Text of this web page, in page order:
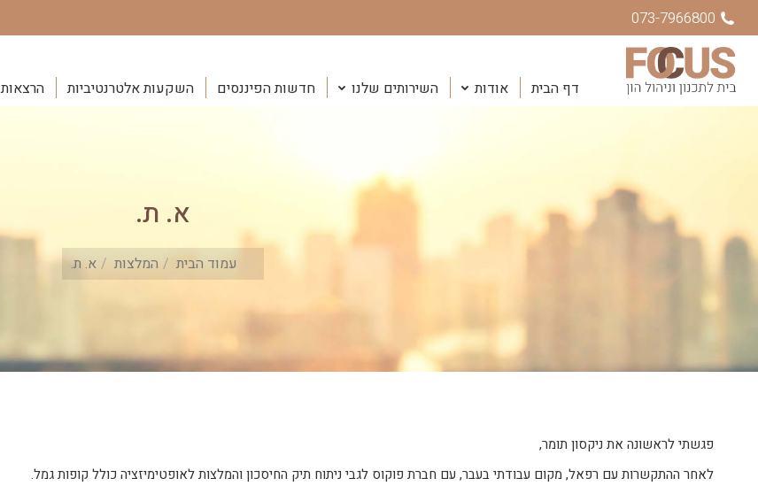
073-7966800
דף הבית אודות השירותים שלנו חדשות הפיננסים השקעות אלטרנטיביות הרצאות
א. ת.
עמוד הבית המלצות א. ת.
פגשתי לראשונה את ניקסון תומר,
לאחר ההתקשרות עם רפאל, מקום עבודתי בעבר, עם חברת פוקוס לגבי ניתוח תיק החיסכון והמלצות לאופטימיזציה כולל קופות גמל.